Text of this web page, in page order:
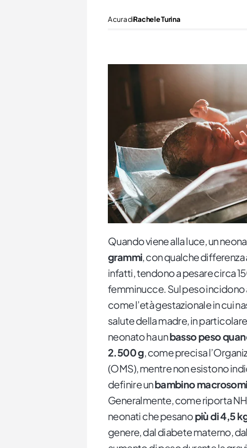
A cura diRachele Turina
Quando viene alla luce, un
grammi, con qualche
infatti, tendono a pesare circa
femminucce. Sul peso
come l’età gestazionale in cui
salute della madre, in
neonato ha unbasso peso
2.500 g, come precisa
(OMS), mentre non esistono
definire unbambino
Generalmente, come riporta
neonati che pesano più di 4,5
genere, dal diabete materno,